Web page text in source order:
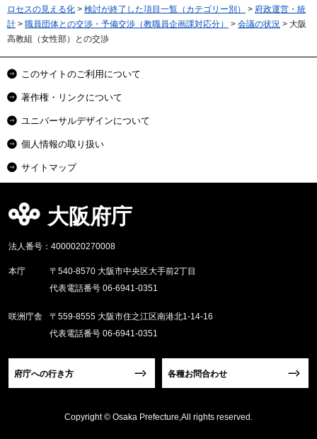
ロセスの見える化 > 検討が終了した項目一覧（カテゴリー別） > 府政運営・統
計 > 職員団体との交渉・予備交渉（教職員企画課対応分） > 会議の状況 > 大阪
高教組（女性部）との交渉
このサイトのご利用について
著作権・リンクについて
ユニバーサルデザインについて
個人情報の取り扱い
サイトマップ
大阪府庁
法人番号：4000020270008
本庁
〒540-8570 大阪市中央区大手前2丁目
代表電話番号 06-6941-0351
咲洲庁舎
〒559-8555 大阪市住之江区南港北1-14-16
代表電話番号 06-6941-0351
府庁への行き方 各種お問合わせ
Copyright © Osaka Prefecture,All rights reserved.